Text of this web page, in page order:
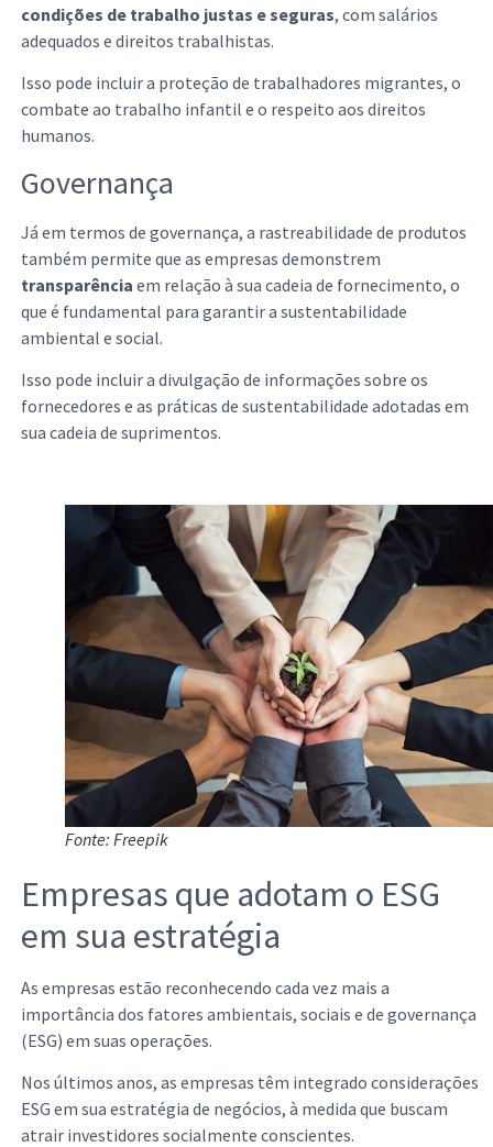
condições de trabalho justas e seguras, com salários
adequados e direitos trabalhistas.
Isso pode incluir a proteção de trabalhadores migrantes, o
combate ao trabalho infantil e o respeito aos direitos
humanos.
Governança
Já em termos de governança, a rastreabilidade de produtos
também permite que as empresas demonstrem
transparência em relação à sua cadeia de fornecimento, o
que é fundamental para garantir a sustentabilidade
ambiental e social.
Isso pode incluir a divulgação de informações sobre os
fornecedores e as práticas de sustentabilidade adotadas em
sua cadeia de suprimentos.
Fonte: Freepik
Empresas que adotam o ESG
em sua estratégia
As empresas estão reconhecendo cada vez mais a
importância dos fatores ambientais, sociais e de governança
(ESG) em suas operações.
Nos últimos anos, as empresas têm integrado considerações
ESG em sua estratégia de negócios, à medida que buscam
atrair investidores socialmente conscientes.